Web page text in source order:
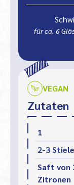
für ca. 6
VEGAN
Zutaten
1
2-3 Stiele
Saft von
Zitronen